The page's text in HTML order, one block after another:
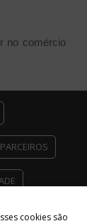
cookies são
no comércio
PARCEIROS